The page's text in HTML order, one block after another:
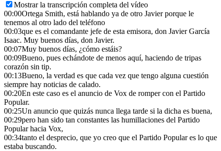
Mostrar la transcripción completa del vídeo
00:00Ortega Smith, está hablando ya de otro Javier porque le
tenemos al otro lado del teléfono
00:03que es el comandante jefe de esta emisora, don Javier García
Isaac. Muy buenos días, don Javier.
00:07Muy buenos días, ¿cómo estáis?
00:09Bueno, pues echándote de menos aquí, haciendo de tripas
corazón sin tip.
00:13Bueno, la verdad es que cada vez que tengo alguna cuestión
siempre hay noticias de calado.
00:20En este caso es el anuncio de Vox de romper con el Partido
Popular.
00:25Un anuncio que quizás nunca llega tarde si la dicha es buena,
00:29pero han sido tan constantes las humillaciones del Partido
Popular hacia Vox,
00:34tanto el desprecio, que yo creo que el Partido Popular es lo que
estaba buscando.